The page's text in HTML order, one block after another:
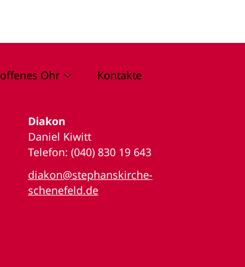
offenes Ohr Kontakte
Diakon
Daniel Kiwitt
Telefon: (040) 830 19 643
diakon@stephanskirche-
schenefeld.de